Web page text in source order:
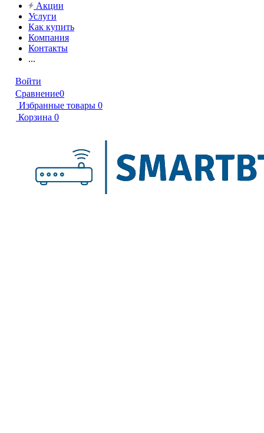
Акции
Услуги
Как купить
Компания
Контакты
...
Войти
Сравнение0
Избранные товары 0
Корзина 0